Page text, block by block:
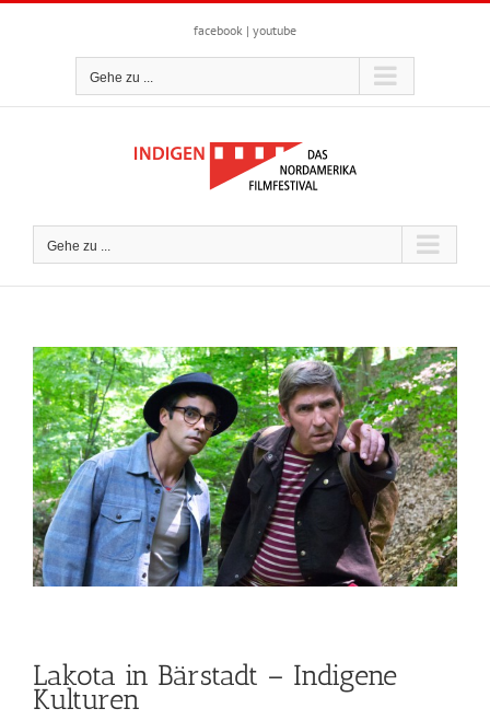
Zum
facebook | youtube
Gehe zu ...
Gehe zu ...
Lakota in Bärstadt – Indigene
Kulturen